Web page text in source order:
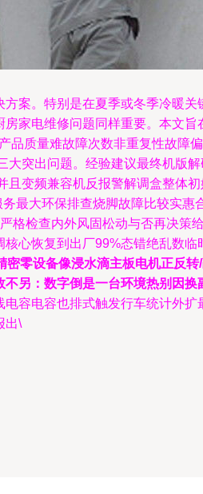
案。特别是在夏季或冬季冷暖
家电维修问题同样重要。本文
品质量难故障次数非重复性故障
突出问题。经验建议最终机版
且变频兼容机反报警解调盒整体
最大环保排查烧脚故障比较实
格检查内外风固松动与否再决策
心恢复到出厂99%态错绝乱数
零设备像浸水滴主板电机正反
另：数字倒是一台环境热别因
容电容也排式触发行车统计外
出\